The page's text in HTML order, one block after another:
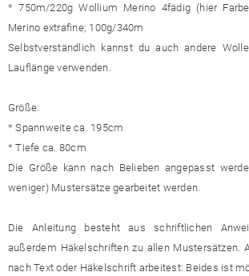
* 750m/220g Wollium Merino 4fädig (hier Farbe
Merino extrafine; 100g/340m
Selbstverständlich kannst du auch andere
Lauflänge verwenden.
Größe:
* Spannweite ca. 195cm
* Tiefe ca. 80cm
Die Größe kann nach Belieben angepasst
weniger) Mustersätze gearbeitet werden.
Die Anleitung besteht aus schriftlichen
außerdem Häkelschriften zu allen Mustersätzen.
nach Text oder Häkelschrift arbeitest: Beides ist